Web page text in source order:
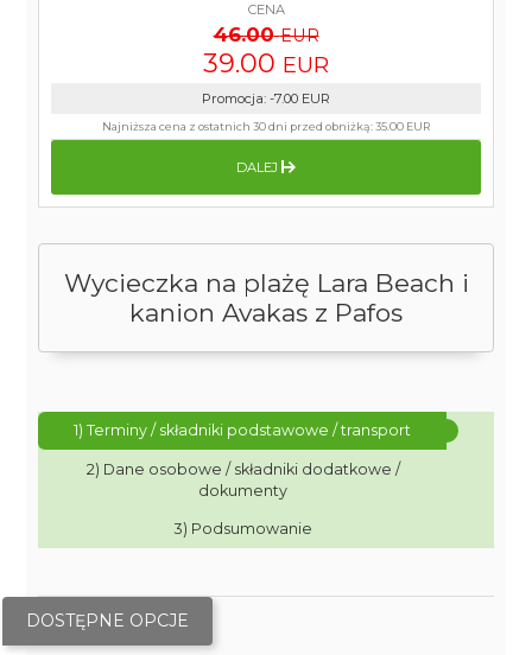
Wycieczka na plażę Lara Beach i
kanion Avakas z Pafos
1) Terminy / składniki podstawowe / transport
2) Dane osobowe / składniki dodatkowe /
dokumenty
3) Podsumowanie
DOSTĘPNE OPCJE
CENA
46.00 EUR
39.00 EUR
Promocja: -7.00 EUR
Najniższa cena z ostatnich 30 dni przed obniżką:35.00 EUR
DALEJ